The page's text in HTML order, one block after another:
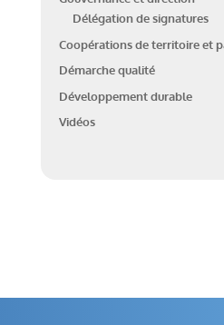
Délégation de signatures
Coopérations de territoire et
Démarche qualité
Développement durable
Vidéos